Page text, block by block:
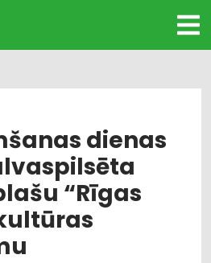
dienas
“Rīgas